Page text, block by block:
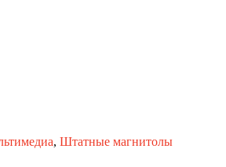
, Штатные магнитолы